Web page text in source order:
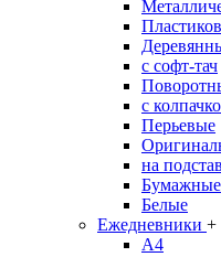
с софт-тач
с
Перьевые
на
Бумажные
Белые
Ежедневники +
A4